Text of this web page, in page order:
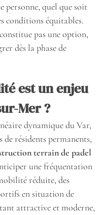
quel que soit
conditions équitables.
pas une option,
dès la phase de
est un enjeu
Mer ?
dynamique du Var,
résidents permanents,
terrain de padel
une fréquentation
réduite, des
en situation de
attractive et moderne,